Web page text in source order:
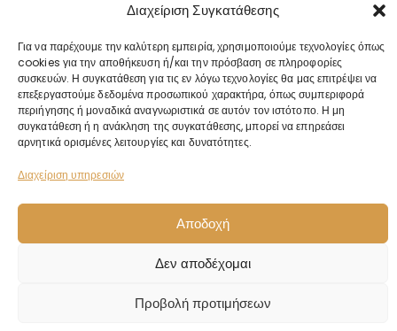
Διαχείριση Συγκατάθεσης
Για να παρέχουμε την καλύτερη εμπειρία, χρησιμοποιούμε τεχνολογίες όπως
cookies για την αποθήκευση ή/και την πρόσβαση σε πληροφορίες
συσκευών. Η συγκατάθεση για τις εν λόγω τεχνολογίες θα μας επιτρέψει να
επεξεργαστούμε δεδομένα προσωπικού χαρακτήρα, όπως συμπεριφορά
περιήγησης ή μοναδικά αναγνωριστικά σε αυτόν τον ιστότοπο. Η μη
συγκατάθεση ή η ανάκληση της συγκατάθεσης, μπορεί να επηρεάσει
αρνητικά ορισμένες λειτουργίες και δυνατότητες.
Διαχείριση υπηρεσιών
Αποδοχή
Δεν αποδέχομαι
Προβολή προτιμήσεων